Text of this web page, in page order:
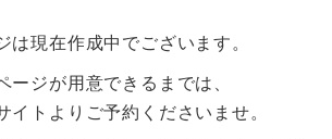
は現在作成中でございます。
ージが用意できるまでは、
イトよりご予約くださいませ。